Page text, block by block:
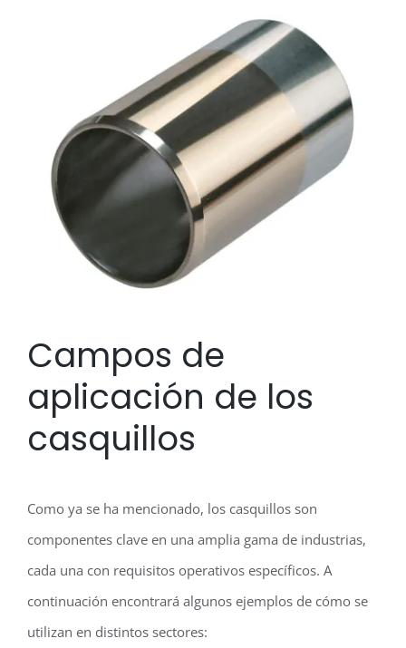
Campos de
aplicación de los
casquillos
Como ya se ha mencionado, los casquillos son
componentes clave en una amplia gama de industrias,
cada una con requisitos operativos específicos. A
continuación encontrará algunos ejemplos de cómo se
utilizan en distintos sectores: